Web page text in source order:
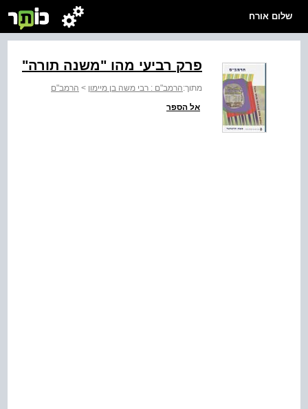
שלום אורח
פרק רביעי מהו "משנה תורה"
מתוך:הרמב"ם : רבי משה בן מיימון > הרמב"ם
אל הספר